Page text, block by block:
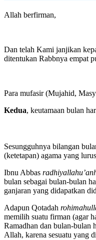
Allah berfirman,
Dan telah Kami janjikan
ditentukan Rabbnya empat
Para mufasir (Mujahid,
Kedua, keutamaan bulan
Sesungguhnya bilangan
(ketetapan) agama yang
Ibnu Abbas
bulan sebagai bulan-bulan
ganjaran yang didapatkan
Adapun Qotadah
memilih suatu firman (agar
Ramadhan dan bulan-bulan
Allah, karena sesuatu yang